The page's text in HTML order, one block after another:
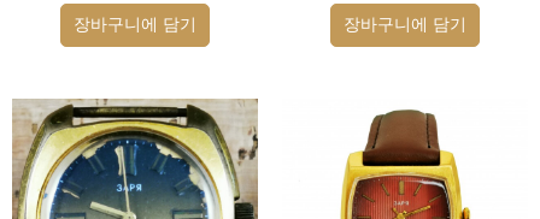
장바구니에 담기 장바구니에 담기